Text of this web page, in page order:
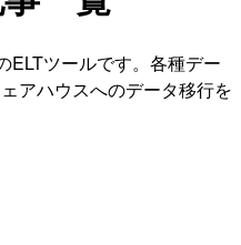
ELTツールです。各種デー
アハウスへのデータ移行を